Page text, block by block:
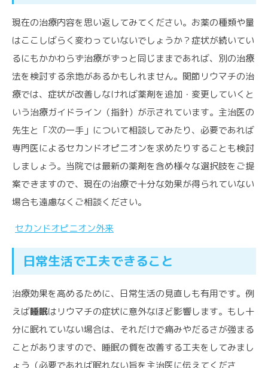
現在の治療内容を思い返してみてください。お薬の種類や量
はここしばらく変わっていないでしょうか？症状が続いてい
るにもかかわらず治療がずっと同じままであれば、別の治療
法を検討する余地があるかもしれません。関節リウマチの治
療では、症状が改善しなければ薬剤を追加・変更していくと
いう治療ガイドライン（指針）が示されています。主治医の
先生と「次の一手」について相談してみたり、必要であれば
専門医によるセカンドオピニオンを求めたりすることも検討
しましょう。当院では最新の薬剤を含め様々な選択肢をご提
案できますので、現在の治療で十分な効果が得られていない
場合も遠慮なくご相談ください。
セカンドオピニオン外来
日常生活で工夫できること
治療効果を高めるために、日常生活の見直しも有用です。例
えば睡眠はリウマチの症状に意外なほど影響します。もし十
分に眠れていない場合は、それだけで痛みやだるさが強まる
ことがありますので、睡眠の質を改善する工夫をしてみまし
ょう（必要であれば眠れない旨を主治医に伝えてくださ